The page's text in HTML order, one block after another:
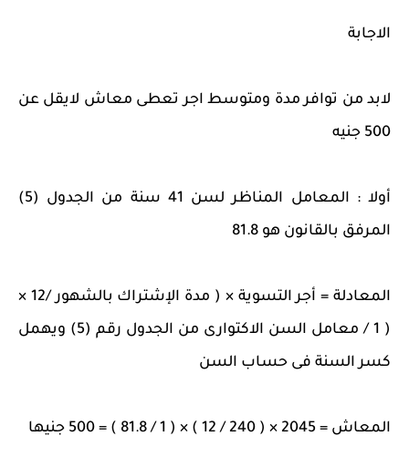
الاجابة
لابد من توافر مدة ومتوسط اجر تعطى معاش لايقل عن
500 جنيه
أولا : المعامل المناظر لسن 41 سنة من الجدول (5)
المرفق بالقانون هو 81.8
المعادلة = أجر التسوية × ( مدة الإشتراك بالشهور /12 ×
( 1 / معامل السن الاكتوارى من الجدول رقم (5) ويهمل
كسر السنة فى حساب السن
المعاش = 2045 × ( 240 / 12 ) × ( 1 / 81.8 ) = 500 جنيها